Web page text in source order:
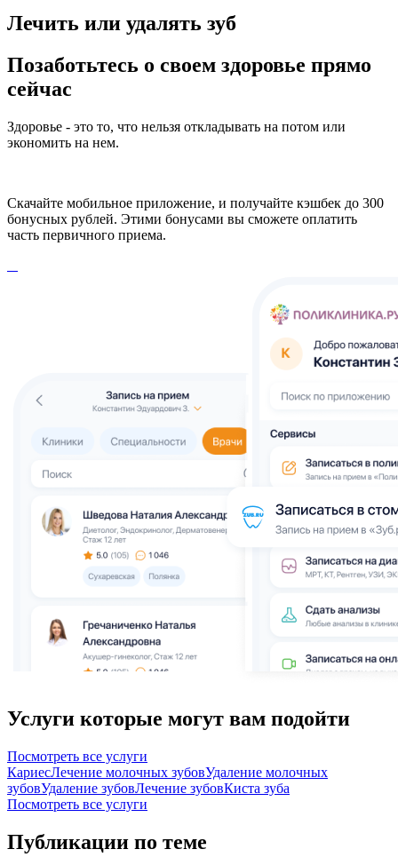
Лечить или удалять зуб
Позаботьтесь о своем здоровье прямо
сейчас
Здоровье - это то, что нельзя откладывать на потом или
экономить на нем.
Скачайте мобильное приложение, и получайте кэшбек до 300
бонусных рублей. Этими бонусами вы сможете оплатить
часть первичного приема.
Услуги которые могут вам подойти
Посмотреть все услуги
КариесЛечение молочных зубовУдаление молочных
зубовУдаление зубовЛечение зубовКиста зуба
Посмотреть все услуги
Публикации по теме